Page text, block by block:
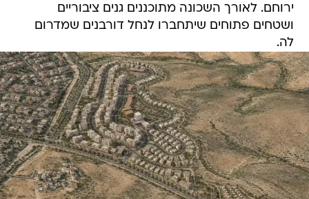
ירוחם. לאורך השכונה מתוכננים גנים ציבוריים
ושטחים פתוחים שיתחברו לנחל דורבנים שמדרום
לה.